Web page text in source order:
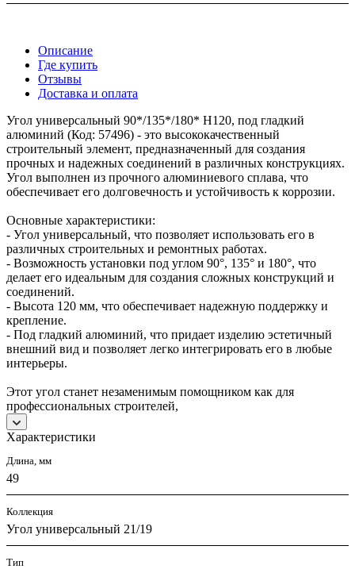
Описание
Где купить
Отзывы
Доставка и оплата
Угол универсальный 90*/135*/180* Н120, под гладкий
алюминий (Код: 57496) - это высококачественный
строительный элемент, предназначенный для создания
прочных и надежных соединений в различных конструкциях.
Угол выполнен из прочного алюминиевого сплава, что
обеспечивает его долговечность и устойчивость к коррозии.
Основные характеристики:
- Угол универсальный, что позволяет использовать его в
различных строительных и ремонтных работах.
- Возможность установки под углом 90°, 135° и 180°, что
делает его идеальным для создания сложных конструкций и
соединений.
- Высота 120 мм, что обеспечивает надежную поддержку и
крепление.
- Под гладкий алюминий, что придает изделию эстетичный
внешний вид и позволяет легко интегрировать его в любые
интерьеры.
Этот угол станет незаменимым помощником как для
профессиональных строителей,
Характеристики
Длина, мм
49
Коллекция
Угол универсальный 21/19
Тип